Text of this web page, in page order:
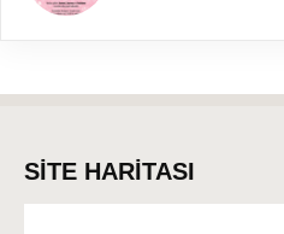
SİTE HARİTASI